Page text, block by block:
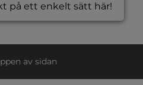
på ett enkelt sätt här!
av sidan